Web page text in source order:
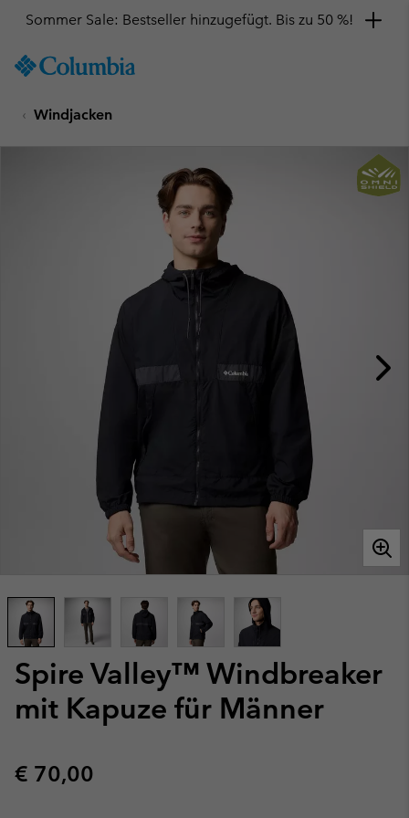
TO
SKIP
MAIN
Sommer Sale: Bestseller hinzugefügt. Bis zu 50 %!
Windjacken
Spire Valley™ Windbreaker
mit Kapuze für Männer
Regular price:
€ 70,00